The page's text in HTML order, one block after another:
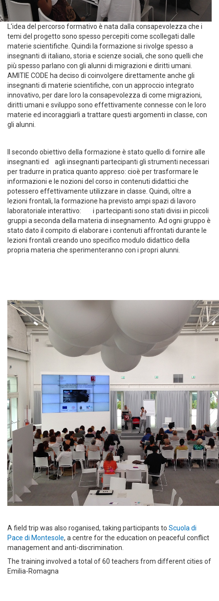
L'idea del percorso formativo è nata dalla consapevolezza che i
temi del progetto sono spesso percepiti come scollegati dalle
materie scientifiche. Quindi la formazione si rivolge spesso a
insegnanti di italiano, storia e scienze sociali, che sono quelli che
più spesso parlano con gli alunni di migrazioni e diritti umani.
AMITIE CODE ha deciso di coinvolgere direttamente anche gli
insegnanti di materie scientifiche, con un approccio integrato
innovativo, per dare loro la consapevolezza di come migrazioni,
diritti umani e sviluppo sono effettivamente connesse con le loro
materie ed incoraggiarli a trattare questi argomenti in classe, con
gli alunni.
Il secondo obiettivo della formazione è stato quello di fornire alle
insegnanti ed agli insegnanti partecipanti gli strumenti necessari
per tradurre in pratica quanto appreso: cioè per trasformare le
informazioni e le nozioni del corso in contenuti didattici che
potessero effettivamente utilizzare in classe. Quindi, oltre a
lezioni frontali, la formazione ha previsto ampi spazi di lavoro
laboratoriale interattivo: i partecipanti sono stati divisi in piccoli
gruppi a seconda della materia di insegnamento. Ad ogni gruppo è
stato dato il compito di elaborare i contenuti affrontati durante le
lezioni frontali creando uno specifico modulo didattico della
propria materia che sperimenteranno con i propri alunni.
A field trip was also roganised, taking participants to Scuola di
Pace di Montesole, a centre for the education on peaceful conflict
management and anti-discrimination.
The training involved a total of 60 teachers from different cities of
Emilia-Romagna